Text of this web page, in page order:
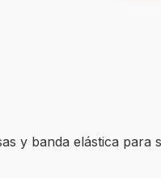
y banda elástica para